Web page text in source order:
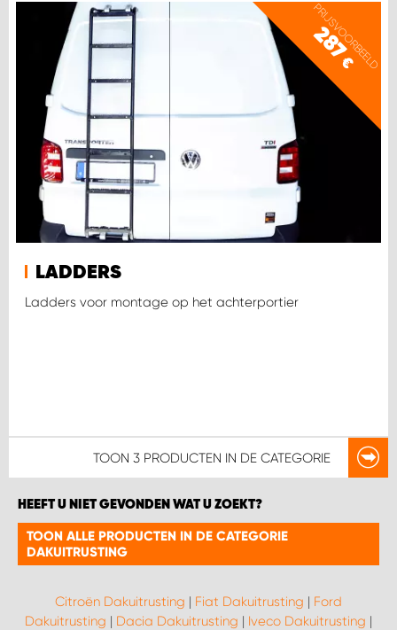
PRIJSVOORBEELD
287
€
LADDERS
Ladders voor montage op het achterportier
TOON 3 PRODUCTEN IN DE CATEGORIE
HEEFT U NIET GEVONDEN WAT U ZOEKT?
TOON ALLE PRODUCTEN IN DE CATEGORIE
DAKUITRUSTING
Citroën Dakuitrusting | Fiat Dakuitrusting | Ford
Dakuitrusting | Dacia Dakuitrusting | Iveco Dakuitrusting |